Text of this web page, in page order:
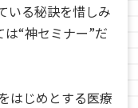
いる秘訣を惜しみ
“神セミナー”だ
はじめとする医療